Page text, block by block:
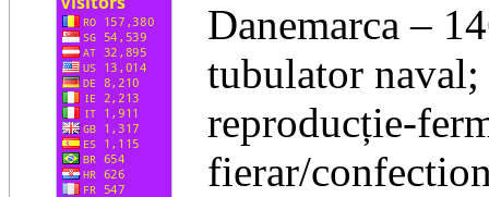
Danemarca –
tubulator naval;
reproducție-
fierar/